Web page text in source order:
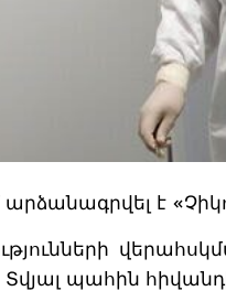
է
Տվյալ պահին